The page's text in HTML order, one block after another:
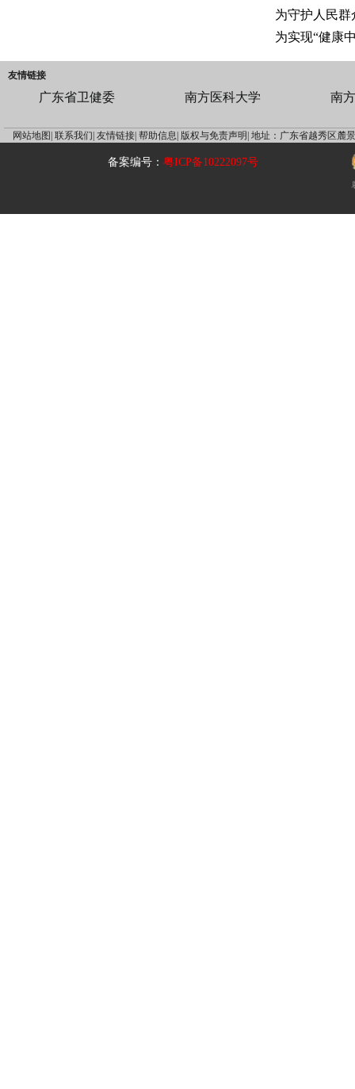
为守护人民
为实现“健康
友情链接
广东省卫健委 南方医科大学 南
网站地图| 联系我们| 友情链接| 帮助信息| 版权与免责声明| 地址：广东省越秀区麓
备案编号：粤ICP备10222097号